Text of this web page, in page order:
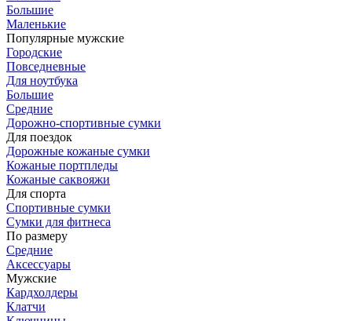
Большие
Маленькие
Популярные мужские
Городские
Повседневные
Для ноутбука
Большие
Средние
Дорожно-спортивные сумки
Для поездок
Дорожные кожаные сумки
Кожаные портпледы
Кожаные саквояжи
Для спорта
Спортивные сумки
Сумки для фитнеса
По размеру
Средние
Аксессуары
Мужские
Кардхолдеры
Клатчи